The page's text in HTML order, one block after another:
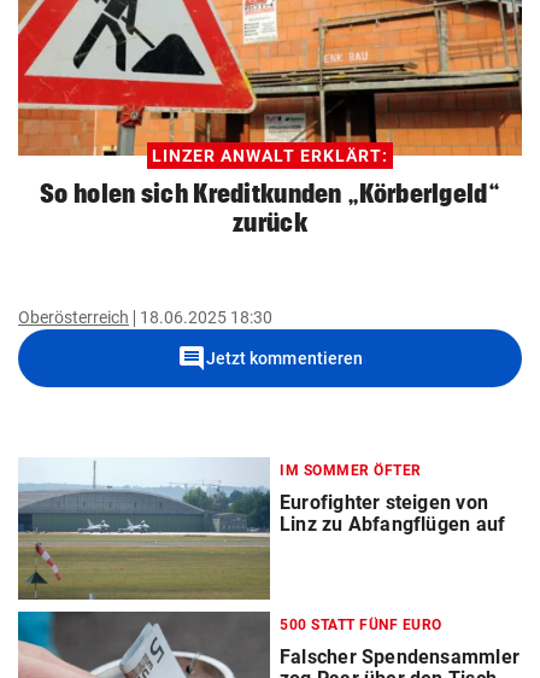
LINZER ANWALT ERKLÄRT:
So holen sich Kreditkunden „Körberlgeld“
zurück
Oberösterreich 18.06.2025 18:30
commentJetzt kommentieren
IM SOMMER ÖFTER
Eurofighter steigen von
Linz zu Abfangflügen auf
500 STATT FÜNF EURO
Falscher Spendensammler